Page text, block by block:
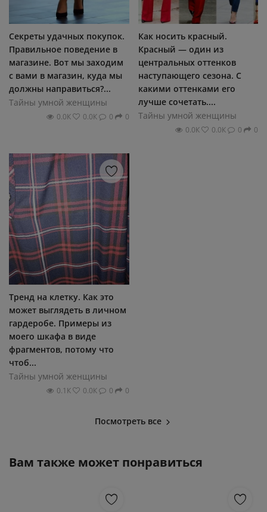
Секреты удачных покупок.
Правильное поведение в
магазине. Вот мы заходим
с вами в магазин, куда мы
должны направиться?...
Тайны умной женщины
0.0К 0.0К 0 0
Как носить красный.
Красный — один из
центральных оттенков
наступающего сезона. С
какими оттенками его
лучше сочетать....
Тайны умной женщины
0.0К 0.0К 0 0
Тренд на клетку. Как это
может выглядеть в личном
гардеробе. Примеры из
моего шкафа в виде
фрагментов, потому что
чтоб...
Тайны умной женщины
0.1К 0.0К 0 0
Посмотреть все
Вам также может понравиться